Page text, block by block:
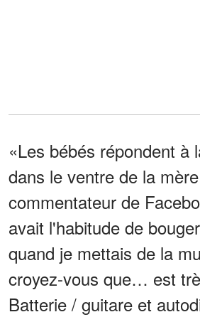
«Les bébés répondent à
dans le ventre de la
commentateur de
avait l'habitude de
quand je mettais de la
croyez-vous que… est
Batterie / guitare et